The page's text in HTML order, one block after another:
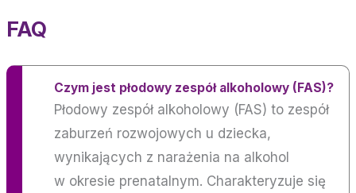
FAQ
Czym jest płodowy zespół alkoholowy (FAS)?
Płodowy zespół alkoholowy (FAS) to zespół
zaburzeń rozwojowych u dziecka,
wynikających z narażenia na alkohol
w okresie prenatalnym. Charakteryzuje się